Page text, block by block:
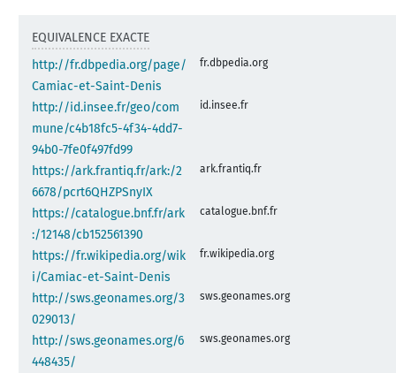
EQUIVALENCE EXACTE
http://fr.dbpedia.org/page/
Camiac-et-Saint-Denis
fr.dbpedia.org
http://id.insee.fr/geo/com
mune/c4b18fc5-4f34-4dd7-
94b0-7fe0f497fd99
id.insee.fr
https://ark.frantiq.fr/ark:/2
6678/pcrt6QHZPSnyIX
ark.frantiq.fr
https://catalogue.bnf.fr/ark
:/12148/cb152561390
catalogue.bnf.fr
https://fr.wikipedia.org/wik
i/Camiac-et-Saint-Denis
fr.wikipedia.org
http://sws.geonames.org/3
029013/
sws.geonames.org
http://sws.geonames.org/6
448435/
sws.geonames.org